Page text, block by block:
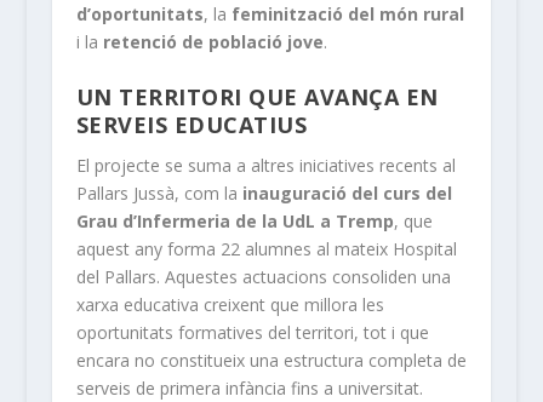
d’oportunitats, la feminització del món rural
i la retenció de població jove.
UN TERRITORI QUE AVANÇA EN
SERVEIS EDUCATIUS
El projecte se suma a altres iniciatives recents al
Pallars Jussà, com la inauguració del curs del
Grau d’Infermeria de la UdL a Tremp, que
aquest any forma 22 alumnes al mateix Hospital
del Pallars. Aquestes actuacions consoliden una
xarxa educativa creixent que millora les
oportunitats formatives del territori, tot i que
encara no constitueix una estructura completa de
serveis de primera infància fins a universitat.